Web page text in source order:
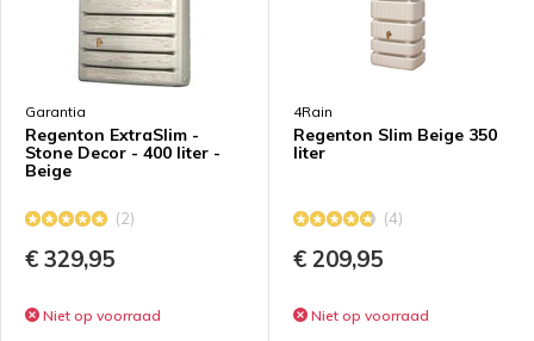
Garantia
Regenton ExtraSlim -
Stone Decor - 400 liter -
Beige
(2)
€ 329,95
Niet op voorraad
4Rain
Regenton Slim Beige 350
liter
(4)
€ 209,95
Niet op voorraad